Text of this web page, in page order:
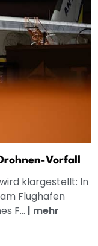
Vorfall
klargestellt: In
Flughafen
F... | mehr